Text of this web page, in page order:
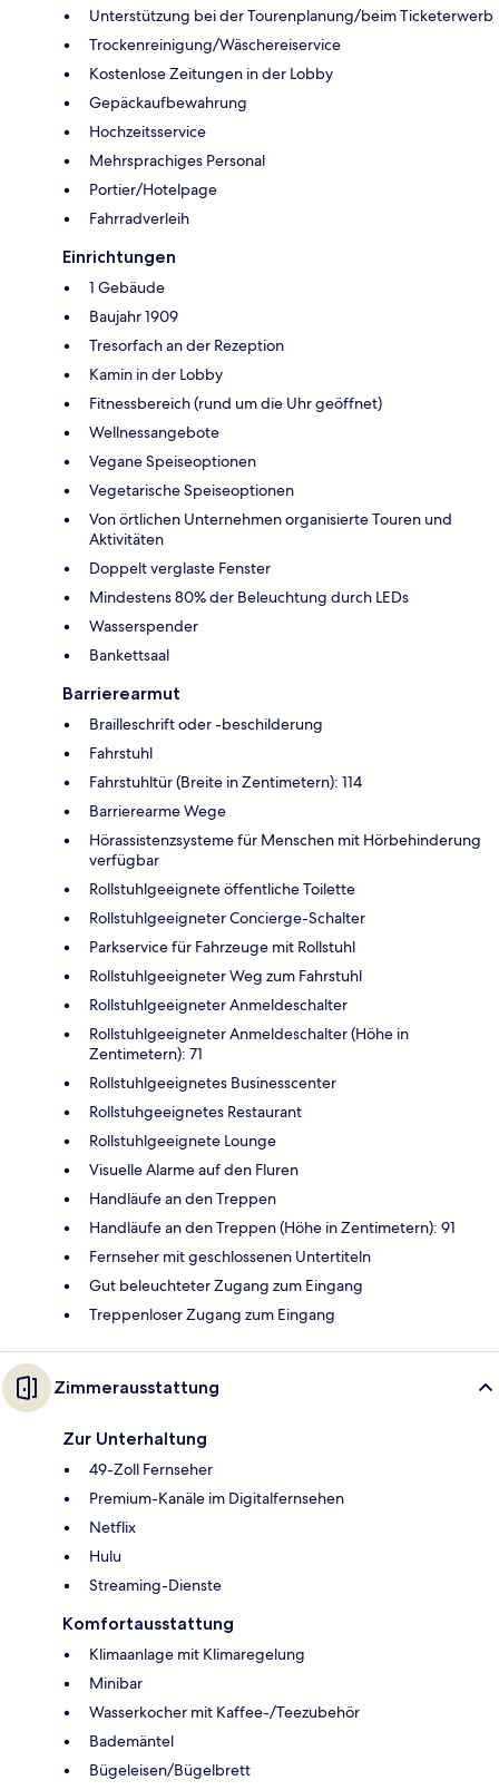
Unterstützung bei der Tourenplanung/beim Ticketerwerb
Trockenreinigung/Wäschereiservice
Kostenlose Zeitungen in der Lobby
Gepäckaufbewahrung
Hochzeitsservice
Mehrsprachiges Personal
Portier/Hotelpage
Fahrradverleih
Einrichtungen
1 Gebäude
Baujahr 1909
Tresorfach an der Rezeption
Kamin in der Lobby
Fitnessbereich (rund um die Uhr geöffnet)
Wellnessangebote
Vegane Speiseoptionen
Vegetarische Speiseoptionen
Von örtlichen Unternehmen organisierte Touren und
Aktivitäten
Doppelt verglaste Fenster
Mindestens 80% der Beleuchtung durch LEDs
Wasserspender
Bankettsaal
Barrierearmut
Brailleschrift oder -beschilderung
Fahrstuhl
Fahrstuhltür (Breite in Zentimetern): 114
Barrierearme Wege
Hörassistenzsysteme für Menschen mit Hörbehinderung
verfügbar
Rollstuhlgeeignete öffentliche Toilette
Rollstuhlgeeigneter Concierge-Schalter
Parkservice für Fahrzeuge mit Rollstuhl
Rollstuhlgeeigneter Weg zum Fahrstuhl
Rollstuhlgeeigneter Anmeldeschalter
Rollstuhlgeeigneter Anmeldeschalter (Höhe in
Zentimetern): 71
Rollstuhlgeeignetes Businesscenter
Rollstuhgeeignetes Restaurant
Rollstuhlgeeignete Lounge
Visuelle Alarme auf den Fluren
Handläufe an den Treppen
Handläufe an den Treppen (Höhe in Zentimetern): 91
Fernseher mit geschlossenen Untertiteln
Gut beleuchteter Zugang zum Eingang
Treppenloser Zugang zum Eingang
Zimmerausstattung
Zur Unterhaltung
49-Zoll Fernseher
Premium-Kanäle im Digitalfernsehen
Netflix
Hulu
Streaming-Dienste
Komfortausstattung
Klimaanlage mit Klimaregelung
Minibar
Wasserkocher mit Kaffee-/Teezubehör
Bademäntel
Bügeleisen/Bügelbrett